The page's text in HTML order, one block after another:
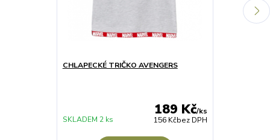
CHLAPECKÉ TRIČKO AVENGERS
189 Kč/ks
156 Kčbez DPH
SKLADEM 2 ks